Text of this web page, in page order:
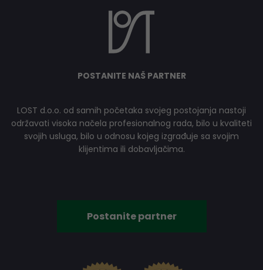
POSTANITE NAŠ PARTNER
LOST d.o.o. od samih početaka svojeg postojanja nastoji
održavati visoka načela profesionalnog rada, bilo u kvaliteti
svojih usluga, bilo u odnosu kojeg izgrađuje sa svojim
klijentima ili dobavljačima.
Postanite partner